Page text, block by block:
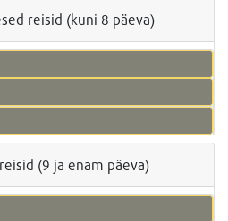
reisid (kuni 8 päeva)
(9 ja enam päeva)